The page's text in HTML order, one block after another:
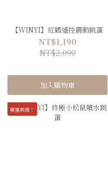
【WINYI】紅鶴遙控震動跳蛋
NT$1,190
NT$2,090
加入購物車
雙重刺激！